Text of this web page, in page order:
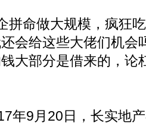
命做大规模，疯狂
会给这些大佬们机会
大部分是借来的，论
9月20日，长实地产